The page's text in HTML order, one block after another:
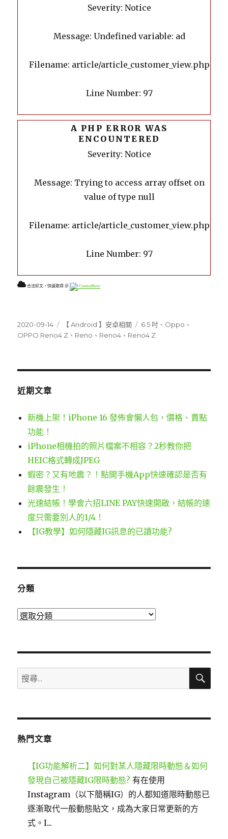
Severity: Notice
Message: Undefined variable: ad
Filename: article/article_customer_view.php
Line Number: 97
A PHP ERROR WAS
ENCOUNTERED
Severity: Notice
Message: Trying to access array offset on
value of type null
Filename: article/article_customer_view.php
Line Number: 97
合法好文，快速取得 ＠ ContentParty
發
佈
2020-09-14
分
類
【 Android 】安卓相關
標
籤
6.5 吋 、 Oppo 、
OPPO Reno4 Z 、 Reno 、 Reno4 、 Reno4 Z
近期文章
新機上架！iPhone 16 發佈會懶人包，價格、賣點
功能！
iPhone相機拍的照片檔案不相容？2秒教你把
HEIC格式轉成JPEG
蝦密？又有地震？！點開手機App快速確認是否有
餘震發生！
光速結帳！學會六招LINE PAY快速開啟，結帳的速
度只需要別人的1/4！
【IG教學】如何隱藏IG訊息的已讀功能?
分類
分
搜
尋
鍵
搜
熱門文章
【IG功能解析二】如何對某人隱藏限時動態＆如何
發現自己被隱藏IG限時動態? 有在使用
Instagram（以下簡稱IG）的人都知道限時動態已
逐漸取代一般動態貼文，成為大家日常更新的方
式。I...